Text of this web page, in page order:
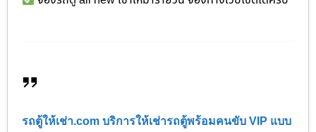
รถตู้ให้เช่า.com บริการให้เช่ารถตู้พร้อมคนขับ VIP แบบ